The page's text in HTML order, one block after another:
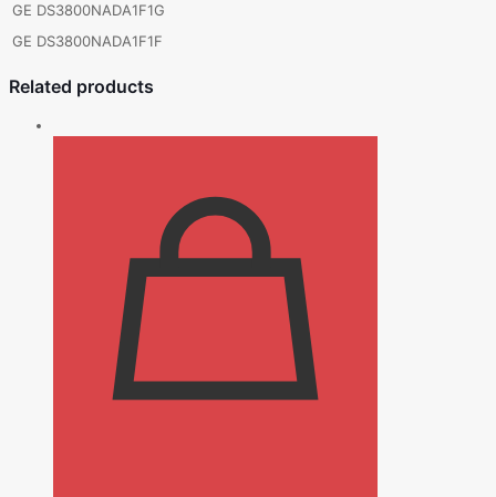
GE DS3800NADA1F1G
GE DS3800NADA1F1F
Related products